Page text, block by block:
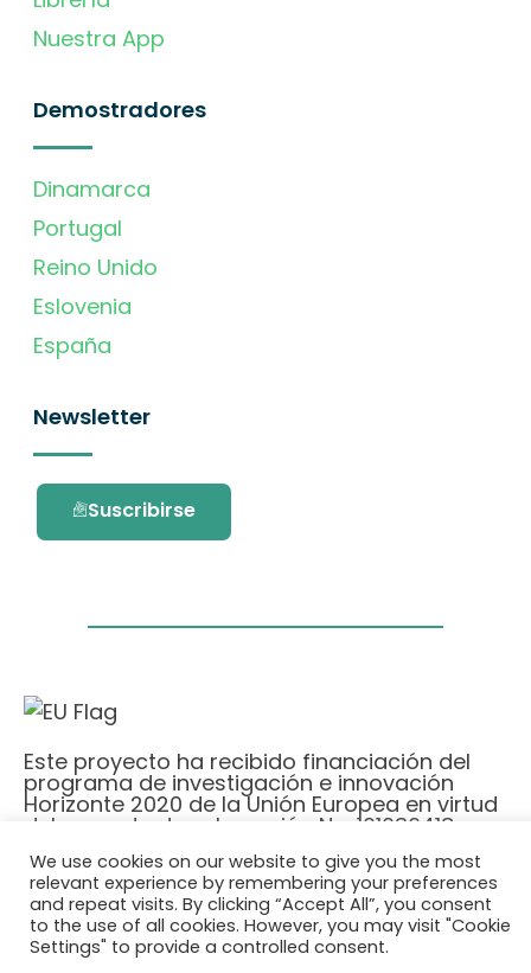
Nuestra App
Demostradores
Dinamarca
Portugal
Reino Unido
Eslovenia
España
Newsletter
Suscribirse
Este proyecto ha recibido financiación del
programa de investigación e innovación
Horizonte 2020 de la Unión Europea en virtud
del acuerdo de subvención No. 101036418.
Política de Privacidad|Cookie Policy
© 2026 AURORA
We use cookies on our website to give you the most
relevant experience by remembering your preferences
and repeat visits. By clicking “Accept All”, you consent
to the use of all cookies. However, you may visit "Cookie
Settings" to provide a controlled consent.